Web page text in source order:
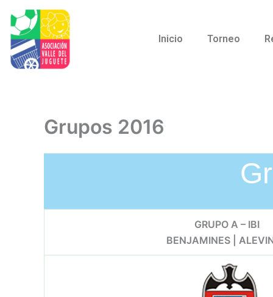
contenido
Inicio Torneo
Grupos 2016
GRUPO A – IBI
BENJAMINES |